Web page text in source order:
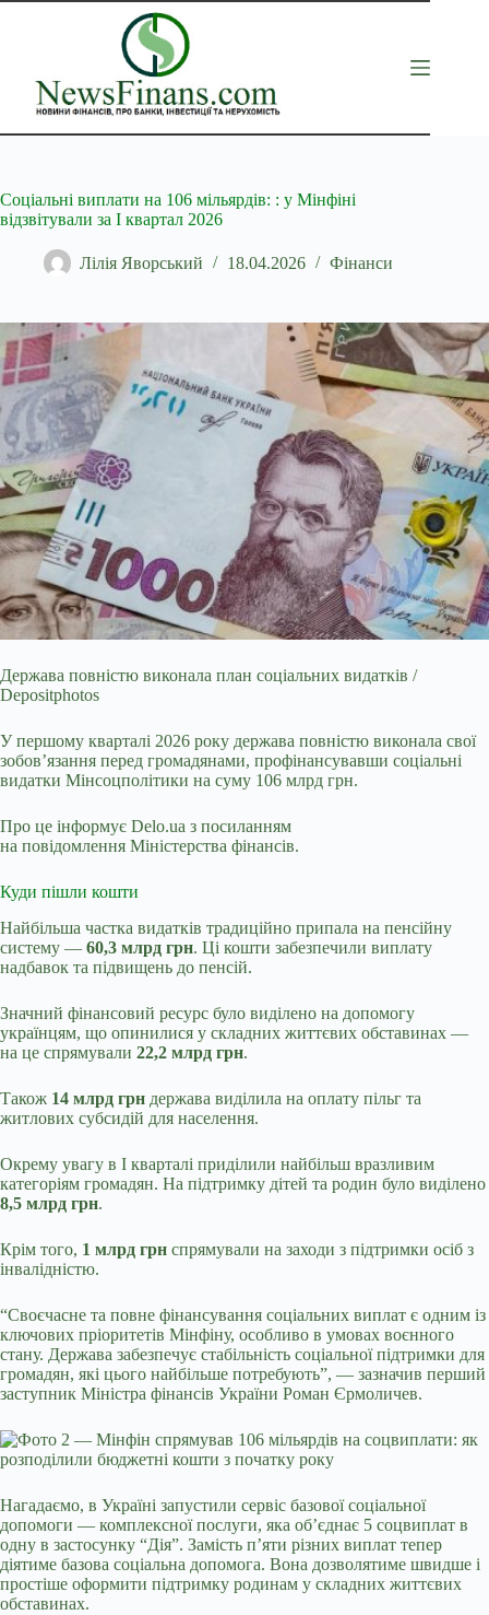
Перейти
Соціальні виплати на 106 мільярдів: : у Мінфіні
відзвітували за І квартал 2026
Лілія Яворський 18.04.2026 Фінанси
Держава повністю виконала план соціальних видатків /
Depositphotos
У першому кварталі 2026 року держава повністю виконала свої
зобов’язання перед громадянами, профінансувавши соціальні
видатки Мінсоцполітики на суму 106 млрд грн.
Про це інформує Delo.ua з посиланням
на повідомлення Міністерства фінансів.
Куди пішли кошти
Найбільша частка видатків традиційно припала на пенсійну
систему — 60,3 млрд грн. Ці кошти забезпечили виплату
надбавок та підвищень до пенсій.
Значний фінансовий ресурс було виділено на допомогу
українцям, що опинилися у складних життєвих обставинах —
на це спрямували 22,2 млрд грн.
Також 14 млрд грн держава виділила на оплату пільг та
житлових субсидій для населення.
Окрему увагу в І кварталі приділили найбільш вразливим
категоріям громадян. На підтримку дітей та родин було виділено
8,5 млрд грн.
Крім того, 1 млрд грн спрямували на заходи з підтримки осіб з
інвалідністю.
“Своєчасне та повне фінансування соціальних виплат є одним із
ключових пріоритетів Мінфіну, особливо в умовах воєнного
стану. Держава забезпечує стабільність соціальної підтримки для
громадян, які цього найбільше потребують”, — зазначив перший
заступник Міністра фінансів України Роман Єрмоличев.
Нагадаємо, в Україні запустили сервіс базової соціальної
допомоги — комплексної послуги, яка обʼєднає 5 соцвиплат в
одну в застосунку “Дія”. Замість п’яти різних виплат тепер
діятиме базова соціальна допомога. Вона дозволятиме швидше і
простіше оформити підтримку родинам у складних життєвих
обставинах.